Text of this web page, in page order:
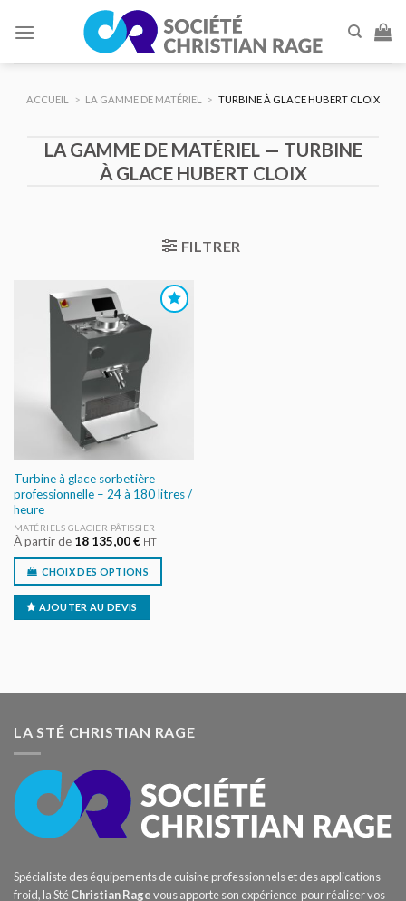
ACCUEIL > LA GAMME DE MATÉRIEL > TURBINE À GLACE HUBERT CLOIX
LA GAMME DE MATÉRIEL — TURBINE
À GLACE HUBERT CLOIX
FILTRER
AJOUTER
AU DEVIS
Turbine à glace sorbetière
professionnelle – 24 à 180 litres /
heure
MATÉRIELS GLACIER PÂTISSIER
À partir de 18 135,00€ HT
CHOIX DES OPTIONS
AJOUTER AU DEVIS
LA STÉ CHRISTIAN RAGE
Spécialiste des équipements de cuisine professionnels et des applications
froid, la StéChristian Ragevous apporte son expérience pour réaliser vos